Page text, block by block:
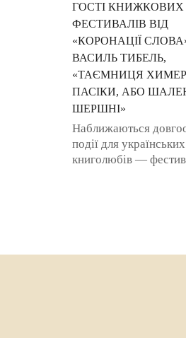
ГОСТІ КНИЖКОВИХ
ФЕСТИВАЛІВ ВІД
«КОРОНАЦІЇ
ВАСИЛЬ ТИБЕЛЬ,
«ТАЄМНИЦЯ
ПАСІКИ, АБО
ШЕРШНІ»
Наближаються
події для українських
книголюбів —